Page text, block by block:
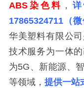
ABS染色料 ，
17865324711（
华美塑料有限公
技术服务为一体
为5G、新能源、
等领域， 提供一站